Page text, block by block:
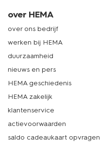
over HEMA
over ons bedrijf
werken bij HEMA
duurzaamheid
nieuws en pers
HEMA geschiedenis
HEMA zakelijk
klantenservice
actievoorwaarden
saldo cadeaukaart opvragen